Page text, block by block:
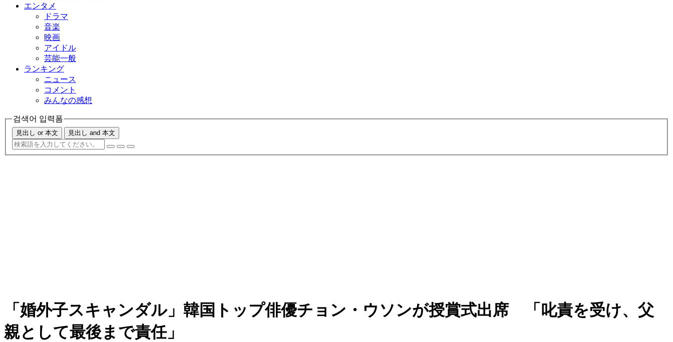
エンタメ
ドラマ
音楽
映画
アイドル
芸能一般
ランキング
ニュース
コメント
みんなの感想
검색어 입력폼
見出し or 本文 見出し and 本文
「婚外子スキャンダル」韓国トップ俳優チョン・ウソンが授賞式出席 「叱責を受け、父
親として最後まで責任」